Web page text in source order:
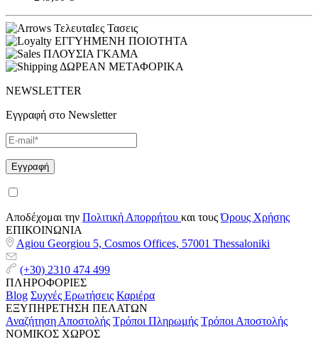
ΤελευταΙες Τασεις
ΕΓΓΥΗΜΕΝΗ ΠΟΙΟΤΗΤΑ
ΠΛΟΥΣΙΑ ΓΚΑΜΑ
ΔΩΡΕΑΝ ΜΕΤΑΦΟΡΙΚΑ
NEWSLETTER
Εγγραφή στο Newsletter
Αποδέχομαι την Πολιτική Απορρήτου και τουςΌρους Χρήσης
ΕΠΙΚΟΙΝΩΝΙΑ
Agiou Georgiou 5, Cosmos Offices, 57001 Thessaloniki
(+30) 2310 474 499
ΠΛΗΡΟΦΟΡΙΕΣ
Blog Συχνές Ερωτήσεις Καριέρα
ΕΞΥΠΗΡΕΤΗΣΗ ΠΕΛΑΤΩΝ
Αναζήτηση Αποστολής Τρόποι Πληρωμής Τρόποι Αποστολής
ΝΟΜΙΚΟΣ ΧΩΡΟΣ